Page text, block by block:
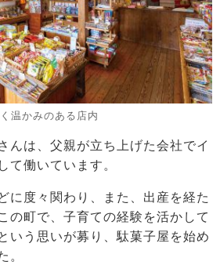
温かみのある店内
んは、父親が立ち上げた会社でイ
て働いています。
に度々関わり、また、出産を経た
の町で、子育ての経験を活かして
いう思いが募り、駄菓子屋を始め
。